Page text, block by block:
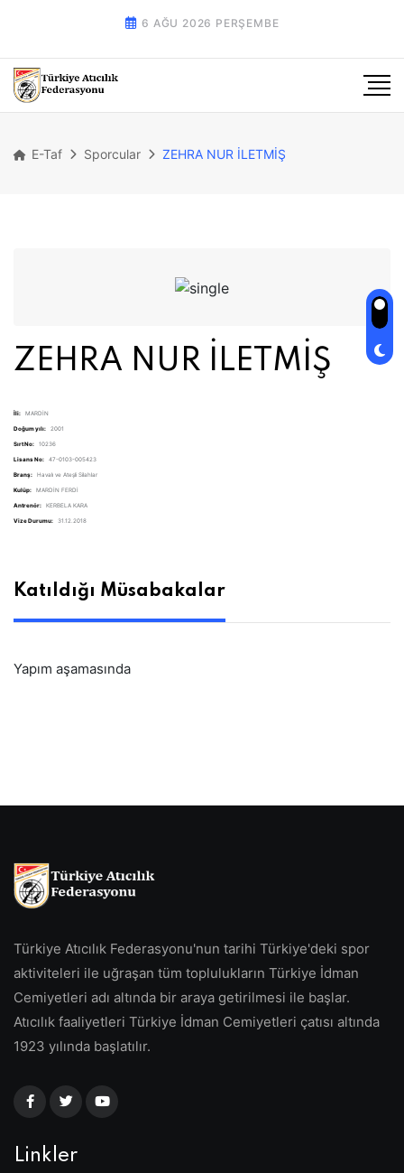
6 AĞU 2026 PERŞEMBE
E-Taf Sporcular ZEHRA NUR İLETMİŞ
ZEHRA NUR İLETMİŞ
İli: MARDİN
Doğum yılı: 2001
Sırt No: 10236
Lisans No: 47-0103-005423
Branş: Havalı ve Ateşli Silahlar
Kulüp: MARDİN FERDİ
Antrenör: KERBELA KARA
Vize Durumu: 31.12.2018
Katıldığı Müsabakalar
Yapım aşamasında
Türkiye Atıcılık Federasyonu'nun tarihi Türkiye'deki spor
aktiviteleri ile uğraşan tüm toplulukların Türkiye İdman
Cemiyetleri adı altında bir araya getirilmesi ile başlar.
Atıcılık faaliyetleri Türkiye İdman Cemiyetleri çatısı altında
1923 yılında başlatılır.
Linkler